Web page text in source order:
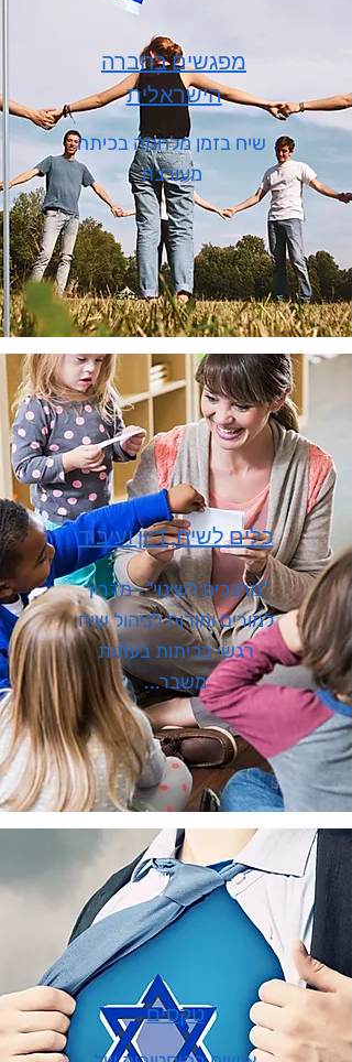
מפגשים בחברה
הישראלית
שיח בזמן מלחמה בכיתה
מעורבת
כלים לשיח, דיון ועיבוד
"מחנכים לשינוי"- מדריך
למורים ומורות לניהול שיח
רגשי בכיתות בעתות
משבר...
טקסים